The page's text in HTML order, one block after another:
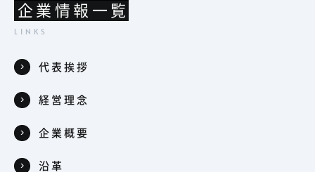
企業情報一覧
代表挨拶
経営理念
企業概要
沿革